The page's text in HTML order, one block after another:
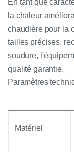
En tant que
la chaleur
chaudière pour la
tailles précises,
soudure,
qualité garantie.
Paramètres
Matériel